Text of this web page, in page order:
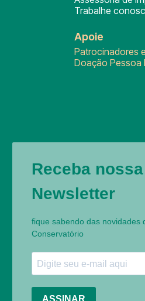
Trabalhe
Apoie
Patrocinadores
Doação Pessoa